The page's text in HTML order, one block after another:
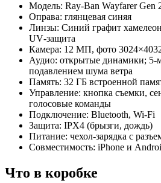
Модель: Ray-Ban Wayfarer Gen
Оправа: глянцевая синяя
Линзы: Синий графит
UV‑защита
Камера: 12 МП, фото
Аудио: открытые динамики;
подавлением шума ветра
Память: 32 ГБ встроенной
Управление: кнопка съемки,
голосовые команды
Подключение: Bluetooth, Wi‑Fi
Защита: IPX4 (брызги, дождь)
Питание: чехол-зарядка с
Совместимость: iPhone и
Что в коробке